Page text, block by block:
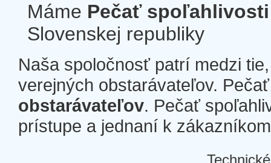
Máme Pečať spoľahlivosti
Slovenskej republiky
Naša spoločnosť patrí medzi
verejných obstarávateľov.
obstarávateľov. Pečať
prístupe a jednaní k